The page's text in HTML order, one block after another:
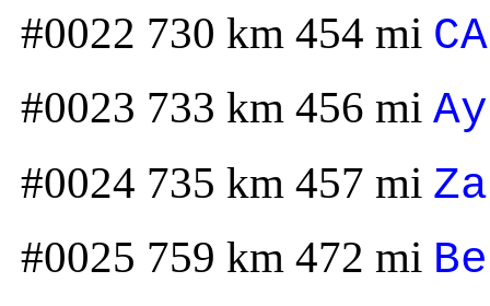
#0022 730 km 454 mi
#0023 733 km 456 mi
#0024 735 km 457 mi
#0025 759 km 472 mi